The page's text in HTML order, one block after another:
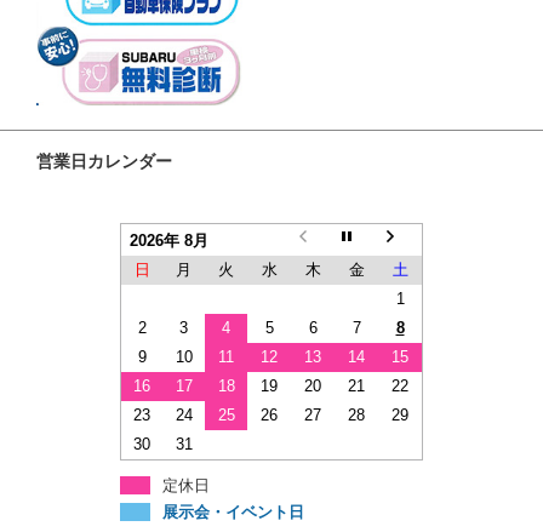
営業日カレンダー
2026年 8月
日
月 火 水 木 金
土
1
2
3 4 5 6 7
8
9
10 11 12 13 14
15
16
17 18 19 20 21
22
23
24 25 26 27 28
29
30
31
定休日
展示会・イベント日